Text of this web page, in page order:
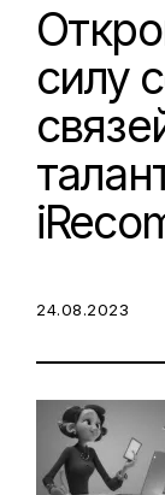
силу
POSTED ON:
24.08.2023